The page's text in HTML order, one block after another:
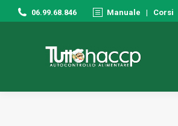
06.99.68.846 Manuale | Corsi